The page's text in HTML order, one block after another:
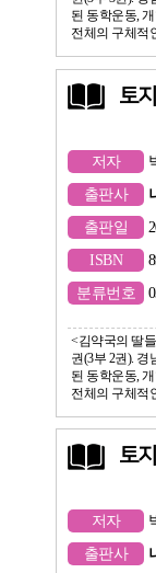
된 동학운동,
전체의 구체적
토지
저자
출판사
출판일
ISBN
분류번호
<김약국의 딸
권(3부 2권). 경
된 동학운동,
전체의 구체적
토지
저자
출판사